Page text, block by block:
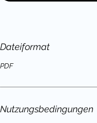
Dateiformat
PDF
Nutzungsbedingungen